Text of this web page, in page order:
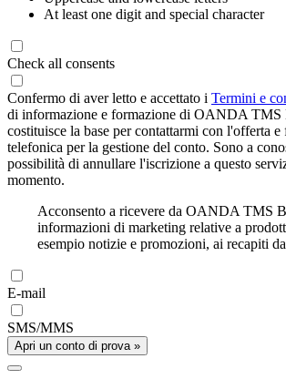
At least one digit and special character
Check all consents
Confermo di aver letto e accettato i Termini e
di informazione e formazione di OANDA TMS
costituisce la base per contattarmi con l'offerta e
telefonica per la gestione del conto. Sono a
possibilità di annullare l'iscrizione a questo
momento.
Acconsento a ricevere da OANDA TMS
informazioni di marketing relative a
esempio notizie e promozioni, ai recapiti
E-mail
SMS/MMS
Apri un conto di prova »